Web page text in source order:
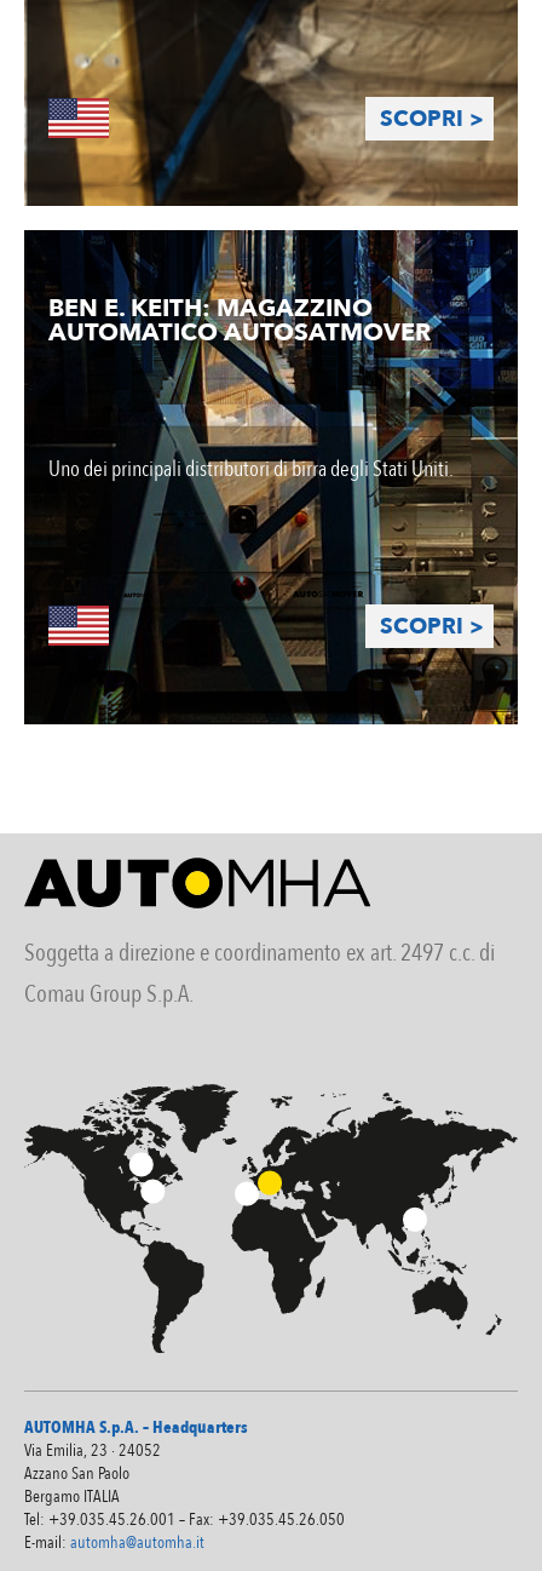
SCOPRI >
BEN E. KEITH: MAGAZZINO
AUTOMATICO AUTOSATMOVER
Uno dei principali distributori di birra degli Stati Uniti.
SCOPRI >
Soggetta a direzione e coordinamento ex art. 2497 c.c. di
Comau Group S.p.A.
AUTOMHA S.p.A. – Headquarters
Via Emilia, 23 · 24052
Azzano San Paolo
Bergamo ITALIA
Tel: +39.035.45.26.001 – Fax: +39.035.45.26.050
E-mail: automha@automha.it